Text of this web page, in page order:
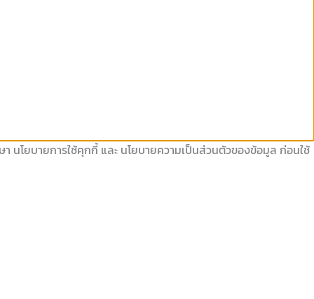
นโยบายการใช้คุกกี้ และ นโยบายความเป็นส่วนตัวของข้อมูล ก่อนใช้